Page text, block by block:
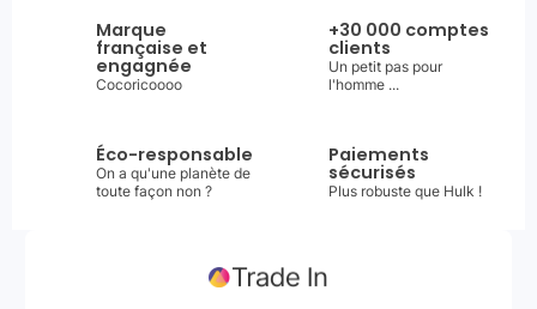
Marque
française et
engagnée
Cocoricoooo
+30 000 comptes
clients
Un petit pas pour
l'homme ...
Éco-responsable
On a qu'une planète de
toute façon non ?
Paiements
sécurisés
Plus robuste que Hulk !